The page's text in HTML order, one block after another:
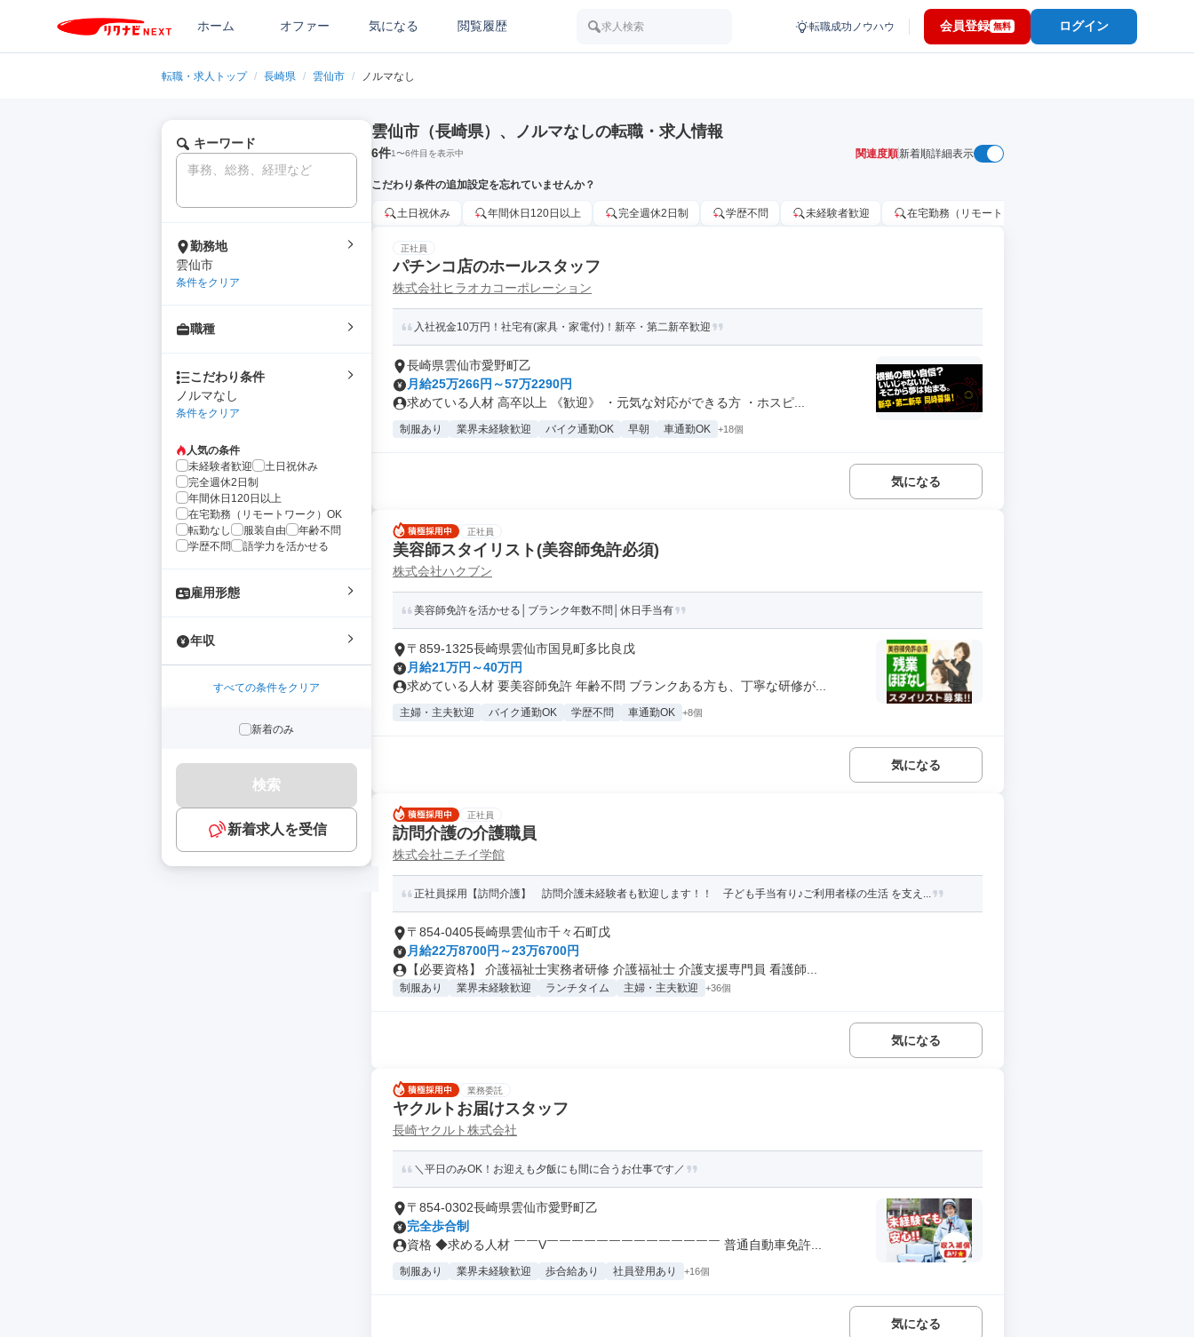
ホーム オファー 気になる 閲覧履歴 求人検索 転職成功ノウハウ 会員登録 無料 ログイン
転職・求人トップ / 長崎県 / 雲仙市 / ノルマなし
キーワード
勤務地
雲仙市
条件をクリア
職種
こだわり条件
ノルマなし
条件をクリア
人気の条件
未経験者歓迎
土日祝休み
完全週休2日制
年間休日120日以上
在宅勤務（リモートワーク）OK
転勤なし
服装自由
年齢不問
学歴不問
語学力を活かせる
雇用形態
年収
すべての条件をクリア
新着のみ
検索
新着求人を受信
雲仙市（長崎県）、ノルマなしの転職・求人情報
6件1〜6件目を表示中 関連度順新着順詳細表示
こだわり条件の追加設定を忘れていませんか？
土日祝休み 年間休日120日以上 完全週休2日制 学歴不問 未経験者歓迎 在宅勤務（リモートワーク）OK
正社員
パチンコ店のホールスタッフ
株式会社ヒラオカコーポレーション
入社祝金10万円！社宅有(家具・家電付)！新卒・第二新卒歓迎
長崎県雲仙市愛野町乙
月給25万266円～57万2290円
求めている人材 高卒以上 《歓迎》 ・元気な対応ができる方 ・ホスピ...
制服あり 業界未経験歓迎 バイク通勤OK 早朝 車通勤OK +18個
気になる
正社員
美容師スタイリスト(美容師免許必須)
株式会社ハクブン
美容師免許を活かせる│ブランク年数不問│休日手当有
〒859-1325長崎県雲仙市国見町多比良戊
月給21万円～40万円
求めている人材 要美容師免許 年齢不問 ブランクある方も、丁寧な研修が...
主婦・主夫歓迎 バイク通勤OK 学歴不問 車通勤OK +8個
気になる
正社員
訪問介護の介護職員
株式会社ニチイ学館
正社員採用【訪問介護】 訪問介護未経験者も歓迎します！！ 子ども手当有り♪ご利用者様の生活 を支え...
〒854-0405長崎県雲仙市千々石町戊
月給22万8700円～23万6700円
【必要資格】 介護福祉士実務者研修 介護福祉士 介護支援専門員 看護師...
制服あり 業界未経験歓迎 ランチタイム 主婦・主夫歓迎 +36個
気になる
業務委託
ヤクルトお届けスタッフ
長崎ヤクルト株式会社
＼平日のみOK！お迎えも夕飯にも間に合うお仕事です／
〒854-0302長崎県雲仙市愛野町乙
完全歩合制
資格 ◆求める人材 ￣￣V￣￣￣￣￣￣￣￣￣￣￣￣￣￣ 普通自動車免許...
制服あり 業界未経験歓迎 歩合給あり 社員登用あり +16個
気になる